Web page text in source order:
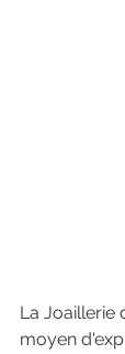
La Joaillerie
moyen